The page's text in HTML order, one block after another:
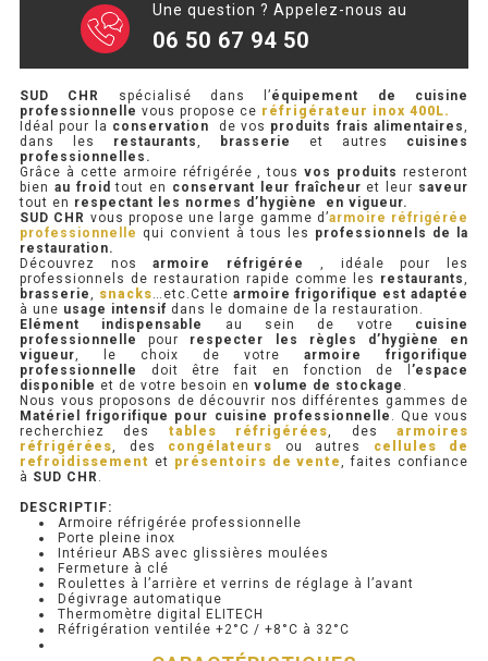
MEUBLE À PIZZA
MEUBLE À PIZZA COMPACT
MEUBLE À PIZZA
PRÉSENTOIR À INGRÉDIENTS
PROFONDEUR 300 VITRÉE
PROFONDEUR 400 VITRÉE
PROFONDEUR 300 INOX
PROFONDEUR 400 INOX
ARMOIRE RÉFRIGÉRÉE
RÉFRIGÉRATEUR
RÉFRIGÉRATEUR VITRÉ
RÉFRI / CONGÉL BOULANGERIE
Une question ? Appelez-nous au
06 50 67 94 50
SUD CHR spécialisé dans l’équipement de cuisine
professionnelle vous propose ce réfrigérateur inox 400L.
Idéal pour la conservation de vos produits frais alimentaires,
dans les restaurants, brasserie et autres cuisines
professionnelles.
Grâce à cette armoire réfrigérée , tousvos produitsresteront
bien au froid tout en conservant leur fraîcheur et leur saveur
tout en respectant les normes d’hygiène en vigueur.
SUD CHR vous propose une large gamme d’armoire réfrigérée
professionnelle qui convient à tous les professionnels de la
restauration.
Découvrez nosarmoire réfrigérée , idéale pour les
professionnels de restauration rapide comme les restaurants,
brasserie, snacks…etc.Cette armoire frigorifique est adaptée
à une usage intensif dans le domaine de la restauration.
Elément indispensable
au sein de votre cuisine
professionnelle
pour respecter les règles d’hygiène en
vigueur, le choix de votre armoire frigorifique
professionnelle
doit être fait en fonction de l ’espace
disponible et de votre besoin en volume de stockage .
Nous vous proposons de découvrir nos différentes gammes de
Matériel frigorifique pour cuisine professionnelle . Que vous
recherchiez des tables réfrigérées, desarmoires
réfrigérées, des congélateurs ou autres
cellules de
refroidissement et présentoirs de vente, faites confiance
à SUD CHR .
DESCRIPTIF:
Armoire réfrigérée professionnelle
Porte pleine inox
Intérieur ABS avec glissières moulées
Fermeture à clé
Roulettes à l’arrière et verrins de réglage à l’avant
Dégivrage automatique
Thermomètre digital ELITECH
Réfrigération ventilée +2°C / +8°C à 32°C